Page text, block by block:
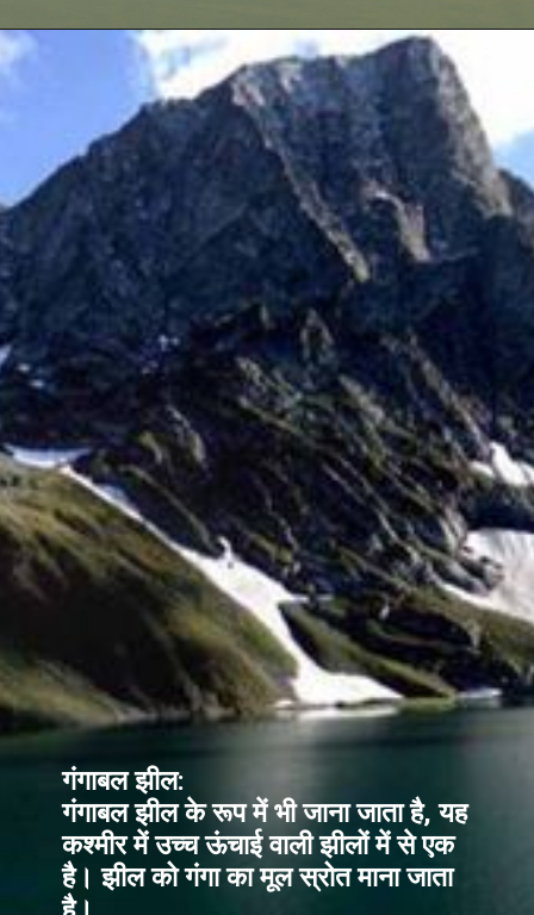
गंगाबल झील:
गंगाबल झील के रूप में भी जाना जाता है, यह
कश्मीर में उच्च ऊंचाई वाली झीलों में से एक
है। झील को गंगा का मूल स्रोत माना जाता